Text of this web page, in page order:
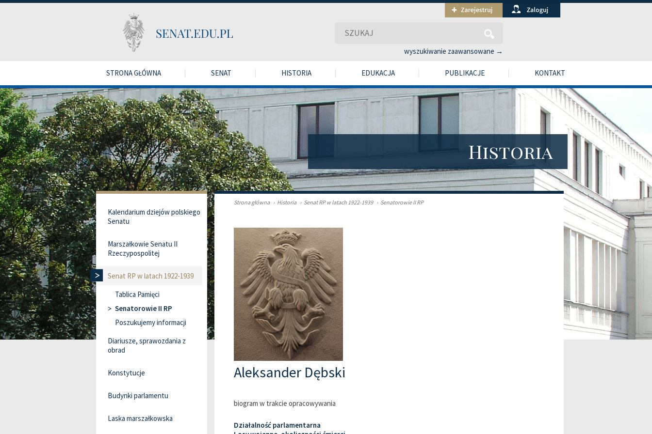
wyszukiwanie zaawansowane →
STRONA GŁÓWNA SENAT HISTORIA EDUKACJA PUBLIKACJE KONTAKT
Historia
Strona główna › Historia › Senat RP w latach 1922-1939 › Senatorowie II RP
Aleksander Dębski
biogram w trakcie opracowywania
Działalność parlamentarna
Kalendarium dziejów polskiego
Senatu
Marszałkowie Senatu II
Rzeczypospolitej
Senat RP w latach 1922-1939
Tablica Pamięci
Senatorowie II RP
Poszukujemy informacji
Diariusze, sprawozdania z
obrad
Konstytucje
Budynki parlamentu
Laska marszałkowska